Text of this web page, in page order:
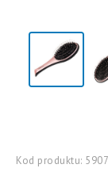
Kod produktu: